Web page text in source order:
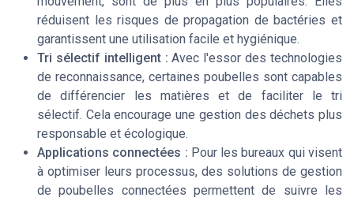
réduisent les risques de propagation de bactéries et
garantissent une utilisation facile et hygiénique.
Tri sélectif intelligent : Avec l'essor des technologies
de reconnaissance, certaines poubelles sont capables
de différencier les matières et de faciliter le tri
sélectif. Cela encourage une gestion des déchets plus
responsable et écologique.
Applications connectées : Pour les bureaux qui visent
à optimiser leurs processus, des solutions de gestion
de poubelles connectées permettent de suivre les